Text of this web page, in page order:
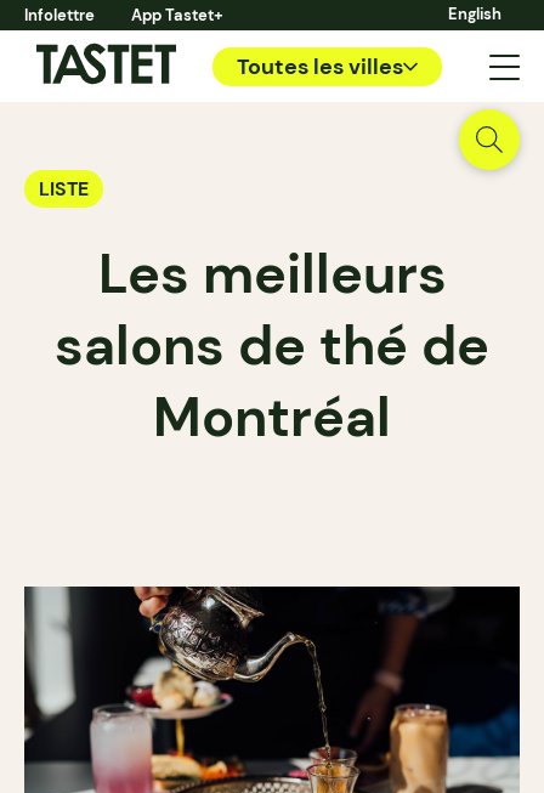
Infolettre App Tastet+ English
Toutes les villes
LISTE
Les meilleurs
salons de thé de
Montréal